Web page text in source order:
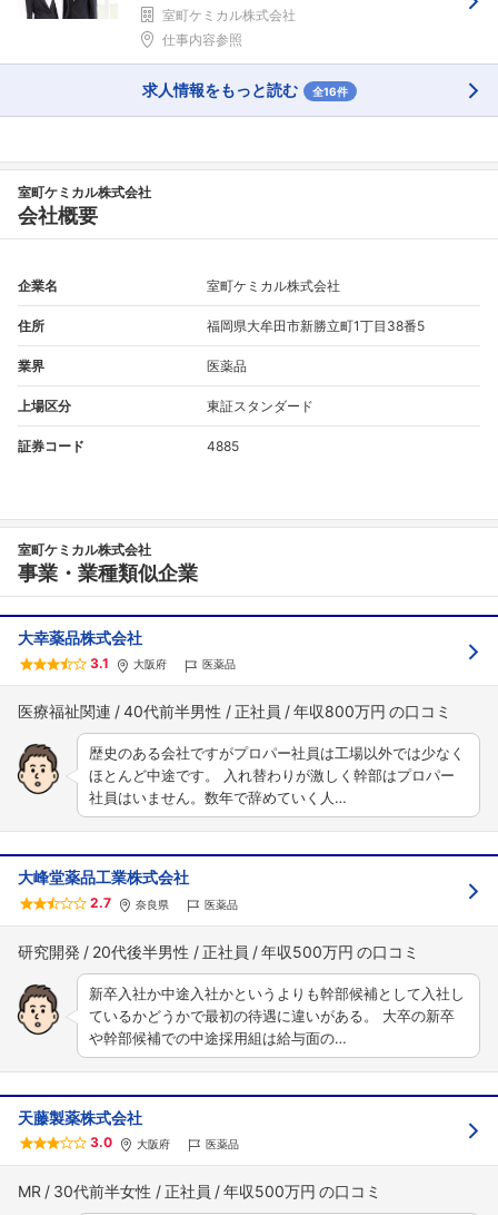
室町ケミカル株式会社
仕事内容参照
求人情報をもっと読む 全16件
室町ケミカル株式会社
会社概要
企業名 室町ケミカル株式会社
住所 福岡県大牟田市新勝立町1丁目38番5
業界 医薬品
上場区分 東証スタンダード
証券コード 4885
室町ケミカル株式会社
事業・業種類似企業
大幸薬品株式会社
3.1 大阪府 医薬品
医療福祉関連 40代前半男性 正社員 年収800万円
歴史のある会社ですがプロパー社員は工場以外では少なく
ほとんど中途です。 入れ替わりが激しく幹部はプロパー
社員はいません。数年で辞めていく人…
大峰堂薬品工業株式会社
2.7 奈良県 医薬品
研究開発 20代後半男性 正社員 年収500万円
新卒入社か中途入社かというよりも幹部候補として入社し
ているかどうかで最初の待遇に違いがある。 大卒の新卒
や幹部候補での中途採用組は給与面の…
天藤製薬株式会社
3.0 大阪府 医薬品
MR 30代前半女性 正社員 年収500万円